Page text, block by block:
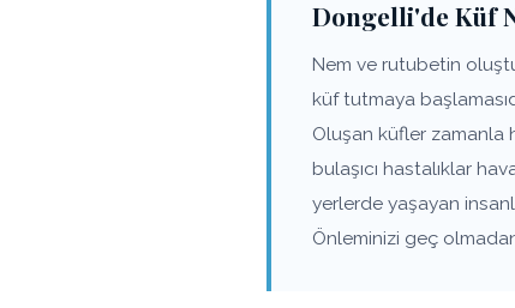
Dongelli'de Küf
Nem ve rutubetin
küf tutmaya
Oluşan küfler zamanla
bulaşıcı hastalıklar
yerlerde yaşayan
Önleminizi geç